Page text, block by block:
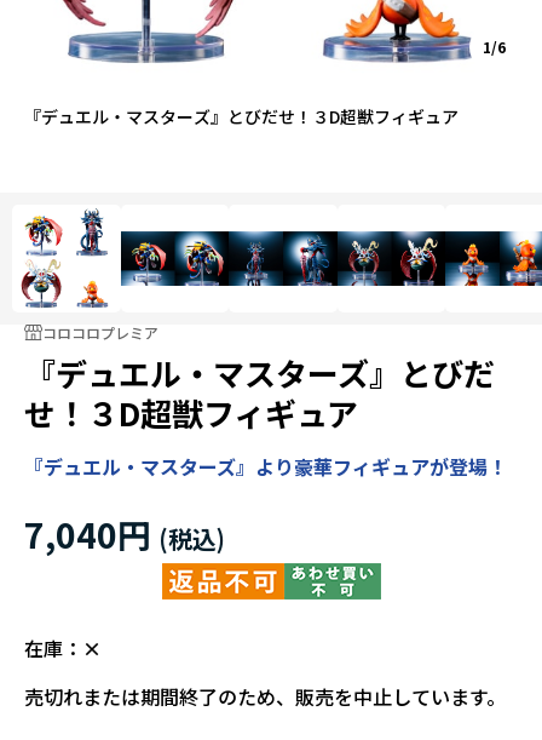
『デュエル・マスターズ』とびだせ！３D超獣フィギュア
1/6
コロコロプレミア
『デュエル・マスターズ』とびだ
せ！３D超獣フィギュア
『デュエル・マスターズ』より豪華フィギュアが登場！
7,040円
在庫： ×
売切れまたは期間終了のため、販売を中止しています。